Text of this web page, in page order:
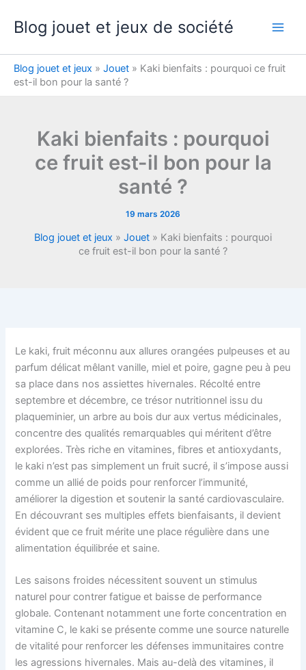
Blog jouet et jeux de société
Blog jouet et jeux » Jouet » Kaki bienfaits : pourquoi ce fruit
est-il bon pour la santé ?
Kaki bienfaits : pourquoi
ce fruit est-il bon pour la
santé ?
19 mars 2026
Blog jouet et jeux » Jouet » Kaki bienfaits : pourquoi
ce fruit est-il bon pour la santé ?
Le kaki, fruit méconnu aux allures orangées pulpeuses et au
parfum délicat mêlant vanille, miel et poire, gagne peu à peu
sa place dans nos assiettes hivernales. Récolté entre
septembre et décembre, ce trésor nutritionnel issu du
plaqueminier, un arbre au bois dur aux vertus médicinales,
concentre des qualités remarquables qui méritent d’être
explorées. Très riche en vitamines, fibres et antioxydants,
le kaki n’est pas simplement un fruit sucré, il s’impose aussi
comme un allié de poids pour renforcer l’immunité,
améliorer la digestion et soutenir la santé cardiovasculaire.
En découvrant ses multiples effets bienfaisants, il devient
évident que ce fruit mérite une place régulière dans une
alimentation équilibrée et saine.
Les saisons froides nécessitent souvent un stimulus
naturel pour contrer fatigue et baisse de performance
globale. Contenant notamment une forte concentration en
vitamine C, le kaki se présente comme une source naturelle
de vitalité pour renforcer les défenses immunitaires contre
les agressions hivernales. Mais au-delà des vitamines, il